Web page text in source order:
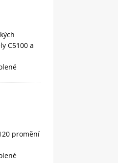
C5100 a
promění